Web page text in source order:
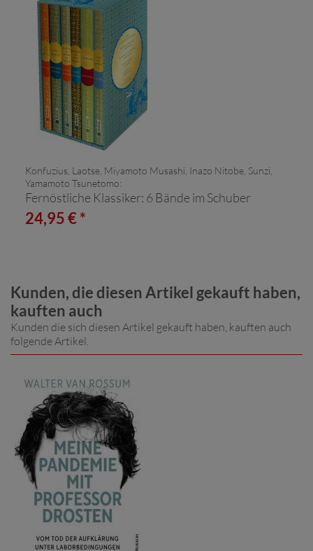
Konfuzius, Laotse, Miyamoto Musashi, Inazo Nitobe, Sunzi,
Yamamoto Tsunetomo:
Fernöstliche Klassiker: 6 Bände im Schuber
24,95 € *
Kunden, die diesen Artikel gekauft haben,
kauften auch
Kunden die sich diesen Artikel gekauft haben, kauften auch
folgende Artikel.